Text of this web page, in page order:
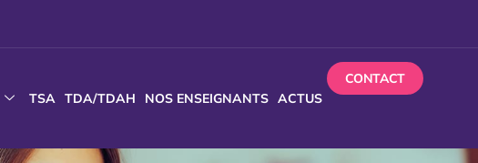
TSA TDA/TDAH NOS ENSEIGNANTS ACTUS
CONTACT